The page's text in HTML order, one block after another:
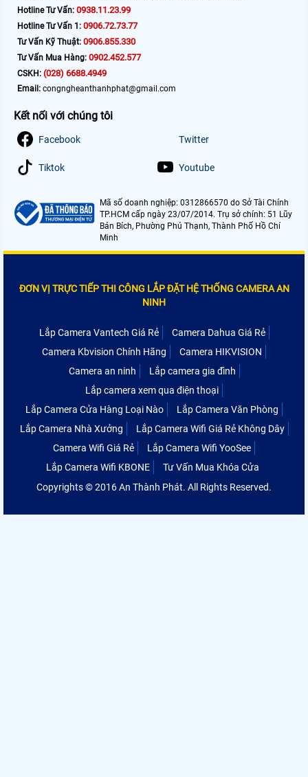
Hotline Tư Vấn: 0938.11.23.99
Hotline Tư Vấn 1: 0906.72.73.77
Tư Vấn Kỹ Thuật: 0906.855.330
Tư Vấn Mua Hàng: 0902.452.577
CSKH: (028) 6688.4949
Email: congngheanthanhphat@gmail.com
Kết nối với chúng tôi
Facebook Twitter
Tiktok Youtube
Mã số doanh nghiệp: 0312866570 do Sở Tài Chính
TP.HCM cấp ngày 23/07/2014. Trụ sở chính: 51 Lũy
Bán Bích, Phường Phú Thạnh, Thành Phố Hồ Chí
Minh
ĐƠN VỊ TRỰC TIẾP THI CÔNG LẮP ĐẶT HỆ THỐNG CAMERA AN
NINH
Lắp Camera Vantech Giá Rẻ
Camera Dahua Giá Rẻ
Camera Kbvision Chính Hãng
Camera HIKVISION
Camera an ninh
Lắp camera gia đình
Lắp camera xem qua điện thoại
Lắp Camera Cửa Hàng Loại Nào
Lắp Camera Văn Phòng
Lắp Camera Nhà Xưởng
Lắp Camera Wifi Giá Rẻ Không Dây
Camera Wifi Giá Rẻ
Lắp Camera Wifi YooSee
Lắp Camera Wifi KBONE
Tư Vấn Mua Khóa Cửa
Copyrights © 2016 An Thành Phát. All Rights Reserved.